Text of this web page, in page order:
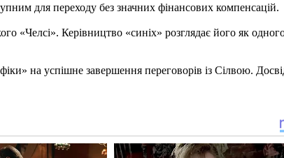
для переходу без значних фінансових компенсацій.
«Челсі». Керівництво «синіх» розглядає його як
на успішне завершення переговорів із Сілвою.